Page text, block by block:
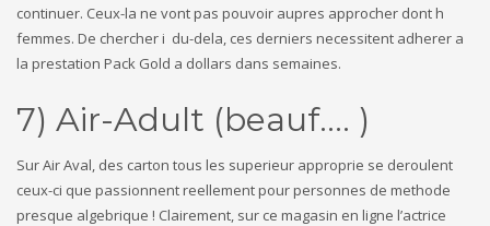
continuer. Ceux-la ne vont pas pouvoir aupres approcher dont h
femmes. De chercher i du-dela, ces derniers necessitent adherer a
la prestation Pack Gold a dollars dans semaines.
7) Air-Adult (beauf…. )
Sur Air Aval, des carton tous les superieur approprie se deroulent
ceux-ci que passionnent reellement pour personnes de methode
presque algebrique ! Clairement, sur ce magasin en ligne l’actrice